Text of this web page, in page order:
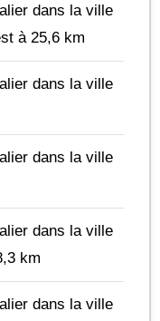
dans la ville
à 25,6 km
dans la ville
dans la ville
dans la ville
km
dans la ville